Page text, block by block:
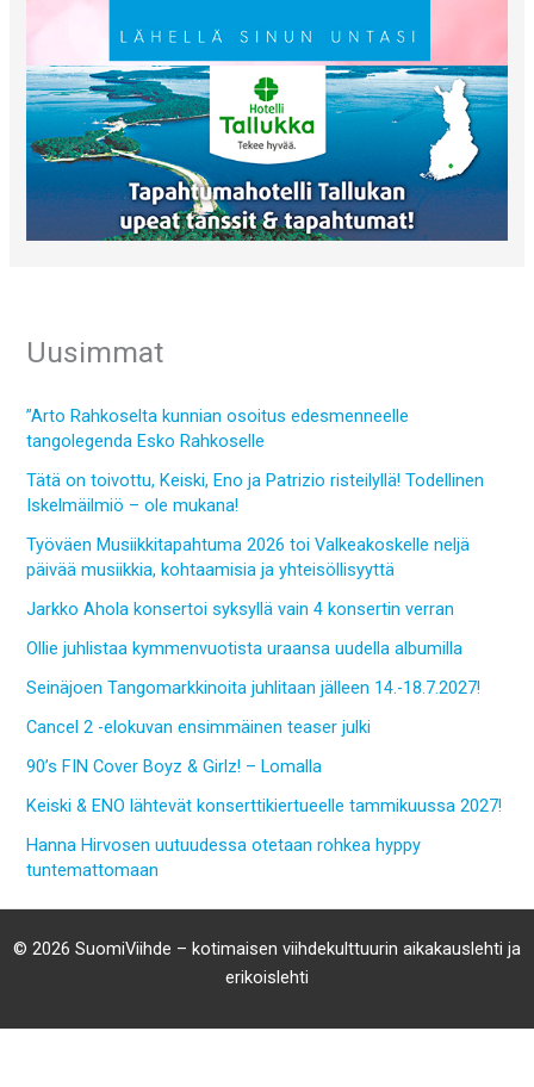
Uusimmat
”Arto Rahkoselta kunnian osoitus edesmenneelle
tangolegenda Esko Rahkoselle
Tätä on toivottu, Keiski, Eno ja Patrizio risteilyllä! Todellinen
Iskelmäilmiö – ole mukana!
Työväen Musiikkitapahtuma 2026 toi Valkeakoskelle neljä
päivää musiikkia, kohtaamisia ja yhteisöllisyyttä
Jarkko Ahola konsertoi syksyllä vain 4 konsertin verran
Ollie juhlistaa kymmenvuotista uraansa uudella albumilla
Seinäjoen Tangomarkkinoita juhlitaan jälleen 14.-18.7.2027!
Cancel 2 -elokuvan ensimmäinen teaser julki
90’s FIN Cover Boyz & Girlz! – Lomalla
Keiski & ENO lähtevät konserttikiertueelle tammikuussa 2027!
Hanna Hirvosen uutuudessa otetaan rohkea hyppy
tuntemattomaan
© 2026 SuomiViihde – kotimaisen viihdekulttuurin aikakauslehti ja
erikoislehti